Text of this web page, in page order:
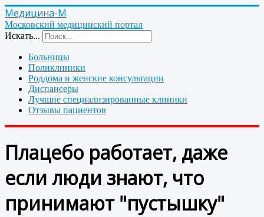
Медицина-М
Московский медицинский портал
Искать...
Больницы
Поликлиники
Роддома и женские консультации
Диспансеры
Лучшие специализированные клиники
Отзывы пациентов
Плацебо работает, даже
если люди знают, что
принимают "пустышку"